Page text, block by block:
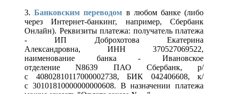
3.Банковским переводом в любом банке (либо
через Интернет-банкинг, например, Сбербанк
Онлайн). Реквизиты платежа: получатель платежа
- ИП Доброхотова Екатерина
Александровна, ИНН 370527069522,
наименование банка - Ивановское
отделение N8639 ПАО Сбербанк, р/
с 40802810117000002738, БИК 042406608, к/
с 30101810000000000608. В назначении платежа